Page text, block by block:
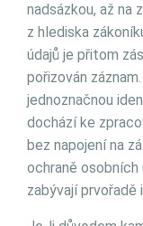
nadsázkou, až na
z hlediska
údajů je přitom
pořizován
jednoznačnou
dochází ke
bez napojení na
ochraně
zabývají